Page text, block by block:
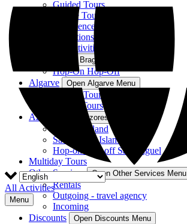
Guided Tours
Private Tours
Experiences
Attractions
All Activities
Open Braga Menu
Hop-On Hop-Off
Algarve
Open Algarve Menu
Guided Tours
Private Tours
Azores
Open Azores Menu
Terceira Island
São Miguel Island
Hop-on Hop-off São Miguel
Multiday Tours
Other Services
Open Other Services Menu
Rentals
Outgoing - travel agency
Incoming
Discounts
Open Discounts Menu
All Activities
Menu